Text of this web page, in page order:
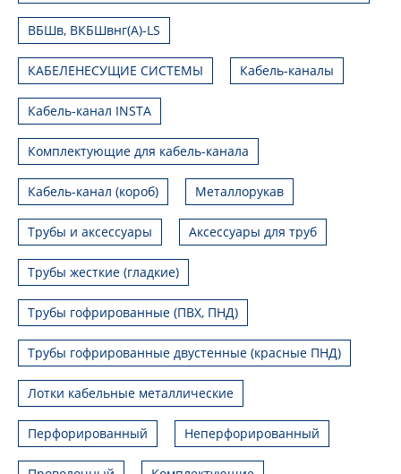
ВБШв, ВКБШвнг(А)-LS
КАБЕЛЕНЕСУЩИЕ СИСТЕМЫ Кабель-каналы
Кабель-канал INSTA
Комплектующие для кабель-канала
Кабель-канал (короб) Металлорукав
Трубы и аксессуары Аксессуары для труб
Трубы жесткие (гладкие)
Трубы гофрированные (ПВХ, ПНД)
Трубы гофрированные двустенные (красные ПНД)
Лотки кабельные металлические
Перфорированный Неперфорированный